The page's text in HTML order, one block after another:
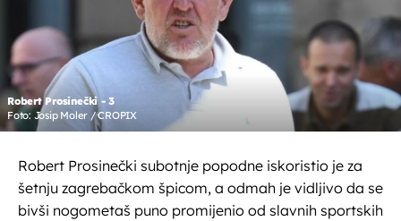
Robert Prosinečki - 3
Foto: Josip Moler / CROPIX
Robert Prosinečki subotnje popodne iskoristio je za
šetnju zagrebačkom špicom, a odmah je vidljivo da se
bivši nogometaš puno promijenio od slavnih sportskih